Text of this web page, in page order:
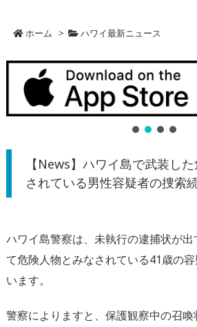
ホーム > ハワイ最新ニュース
【News】ハワイ島で武装し
されている男性容疑者の捜索
ハワイ島警察は、未執行の逮捕状が出
て危険人物とみなされている41歳の
います。
警察によりますと、保護観察中の召